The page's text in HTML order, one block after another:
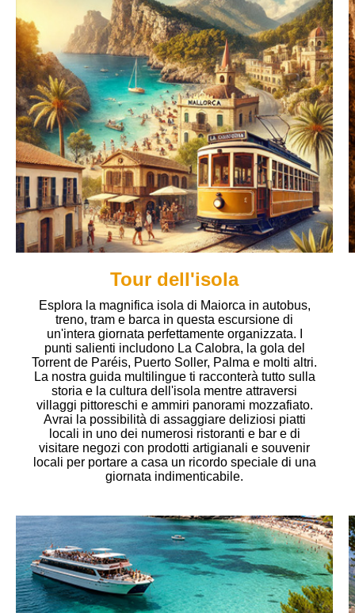
Tour dell'isola
Esplora la magnifica isola di Maiorca in autobus,
treno, tram e barca in questa escursione di
un'intera giornata perfettamente organizzata. I
punti salienti includono La Calobra, la gola del
Torrent de Paréis, Puerto Soller, Palma e molti altri.
La nostra guida multilingue ti racconterà tutto sulla
storia e la cultura dell'isola mentre attraversi
villaggi pittoreschi e ammiri panorami mozzafiato.
Avrai la possibilità di assaggiare deliziosi piatti
locali in uno dei numerosi ristoranti e bar e di
visitare negozi con prodotti artigianali e souvenir
locali per portare a casa un ricordo speciale di una
giornata indimenticabile.